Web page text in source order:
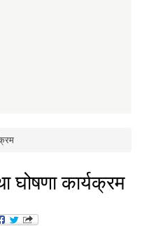
घोषणा कार्यक्रम